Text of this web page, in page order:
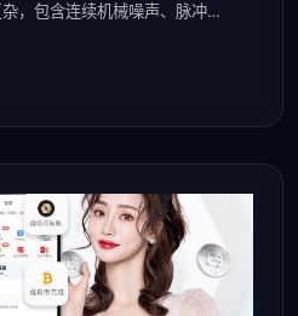
，包含连续机械噪声、脉冲冲